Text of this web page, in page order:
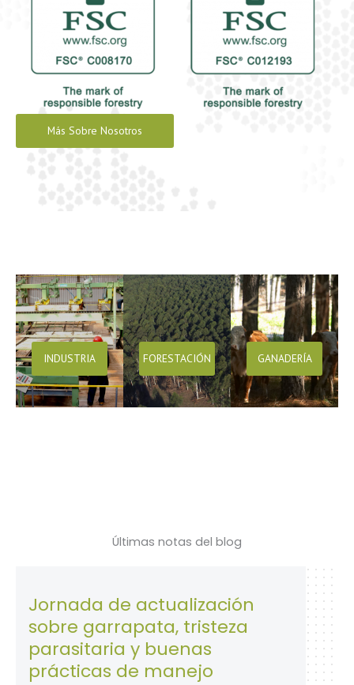
Más Sobre Nosotros
INDUSTRIA FORESTACIÓN GANADERÍA
Últimas notas del blog
de actualización
garrapata, tristeza
y buenas
de manejo
28
la
abril